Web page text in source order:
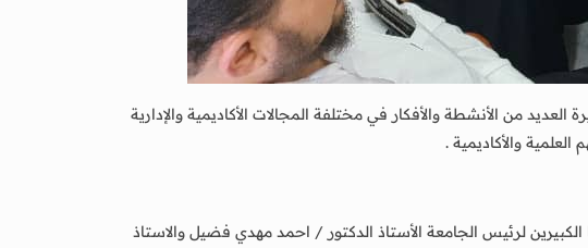
من الأنشطة والأفكار في مختلفة المجالات الأكاديمية والإدارية
والأكاديمية .
لرئيس الجامعة الأستاذ الدكتور / احمد مهدي فضيل والاستاذ